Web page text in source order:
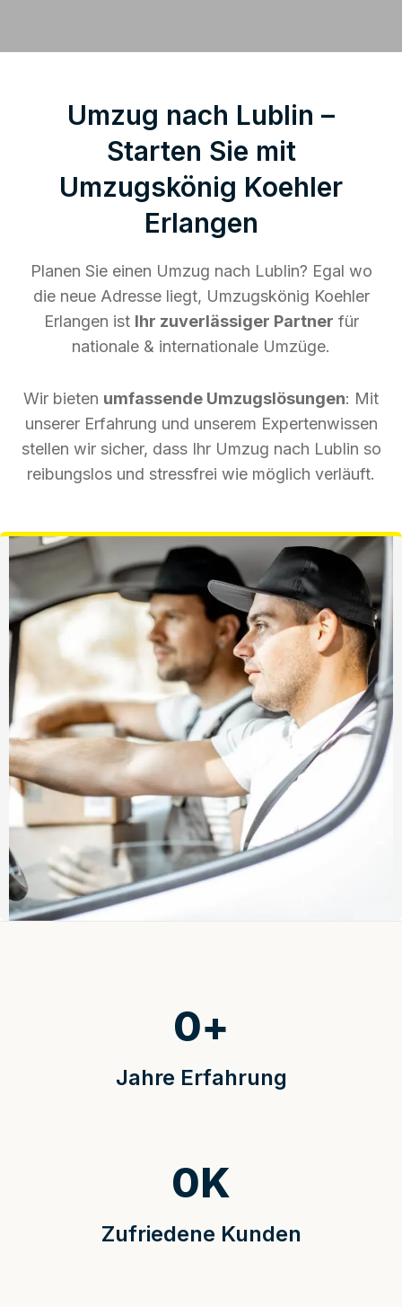
Umzug nach Lublin –
Starten Sie mit
Umzugskönig Koehler
Erlangen
Planen Sie einen Umzug nach Lublin? Egal wo
die neue Adresse liegt, Umzugskönig Koehler
Erlangen ist Ihr zuverlässiger Partner für
nationale & internationale Umzüge.
Wir bieten umfassende Umzugslösungen: Mit
unserer Erfahrung und unserem Expertenwissen
stellen wir sicher, dass Ihr Umzug nach Lublin so
reibungslos und stressfrei wie möglich verläuft.
Jahre Erfahrung
0+
Zufriedene Kunden
0K